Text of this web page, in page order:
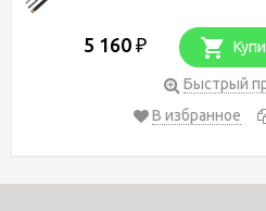
5 160 ₽
Быстрый
В избранное